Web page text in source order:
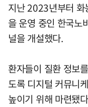
지난 2023년부터 화
을 운영 중인 한국노
널을 개설했다.
환자들이 질환 정보
도록 디지털 커뮤니
높이기 위해 마련됐